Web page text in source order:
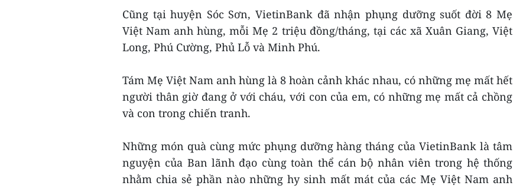
Cũng tại huyện Sóc Sơn, VietinBank đã nhận phụng dưỡng suốt đời 8 Mẹ
Việt Nam anh hùng, mỗi Mẹ 2 triệu đồng/tháng, tại các xã Xuân Giang, Việt
Long, Phú Cường, Phủ Lỗ và Minh Phú.
Tám Mẹ Việt Nam anh hùng là 8 hoàn cảnh khác nhau, có những mẹ mất hết
người thân giờ đang ở với cháu, với con của em, có những mẹ mất cả chồng
và con trong chiến tranh.
Những món quà cùng mức phụng dưỡng hàng tháng của VietinBank là tâm
nguyện của Ban lãnh đạo cùng toàn thể cán bộ nhân viên trong hệ thống
nhằm chia sẻ phần nào những hy sinh mất mát của các Mẹ Việt Nam anh